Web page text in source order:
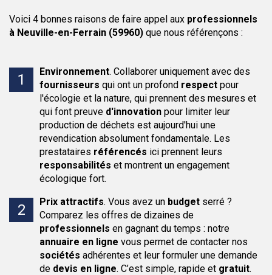
Voici 4 bonnes raisons de faire appel aux professionnels
à Neuville-en-Ferrain (59960) que nous référençons :
Environnement. Collaborer uniquement avec des
fournisseurs qui ont un profond respect pour
l'écologie et la nature, qui prennent des mesures et
qui font preuve d'innovation pour limiter leur
production de déchets est aujourd'hui une
revendication absolument fondamentale. Les
prestataires référencés ici prennent leurs
responsabilités et montrent un engagement
écologique fort.
Prix attractifs. Vous avez un budget serré ?
Comparez les offres de dizaines de
professionnels en gagnant du temps : notre
annuaire en ligne vous permet de contacter nos
sociétés adhérentes et leur formuler une demande
de devis en ligne. C’est simple, rapide et gratuit.